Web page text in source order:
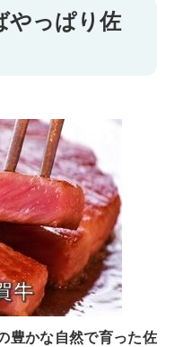
やっぱり佐
豊かな自然で育った佐